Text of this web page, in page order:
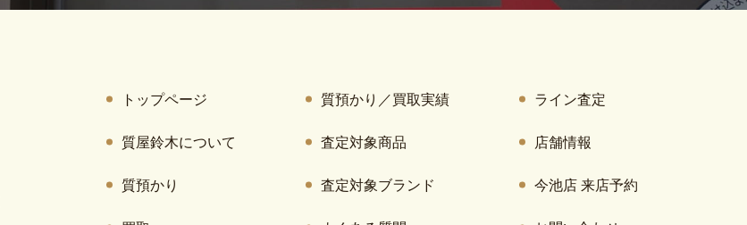
トップページ
質屋鈴木について
質預かり
質預かり／買取実績
査定対象商品
査定対象ブランド
ライン査定
店舗情報
今池店 来店予約